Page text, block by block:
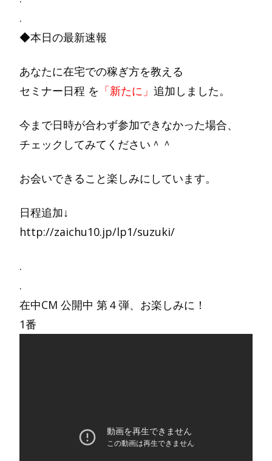
.
◆本日の最新速報
あなたに在宅での稼ぎ方を教える
セミナー日程 を 「新たに」 追加しました。
今まで日時が合わず参加できなかった場合、
チェックしてみてください＾＾
お会いできること楽しみにしています。
日程追加↓
http://zaichu10.jp/lp1/suzuki/
.
.
在中CM 公開中 第４弾、お楽しみに！
1番